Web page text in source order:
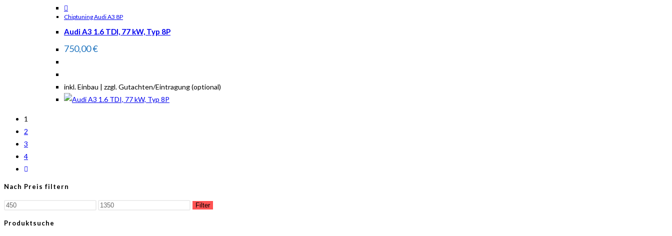
Chiptuning Audi A3 8P
Audi A3 1.6 TDI, 77 kW, Typ 8P
750,00€
inkl. Einbau | zzgl. Gutachten/Eintragung (optional)
1
2
3
4
Nach Preis filtern
Filter
Produktsuche